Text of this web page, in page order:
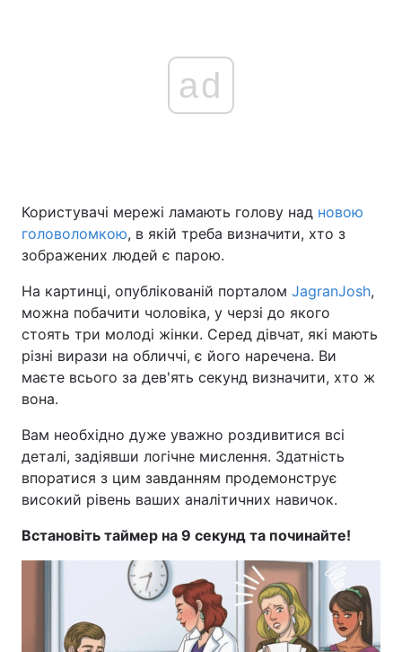
ad
Користувачі мережі ламають голову над новою
головоломкою, в якій треба визначити, хто з
зображених людей є парою.
На картинці, опублікованій порталом JagranJosh,
можна побачити чоловіка, у черзі до якого
стоять три молоді жінки. Серед дівчат, які мають
різні вирази на обличчі, є його наречена. Ви
маєте всього за дев'ять секунд визначити, хто ж
вона.
Вам необхідно дуже уважно роздивитися всі
деталі, задіявши логічне мислення. Здатність
впоратися з цим завданням продемонструє
високий рівень ваших аналітичних навичок.
Встановіть таймер на 9 секунд та починайте!